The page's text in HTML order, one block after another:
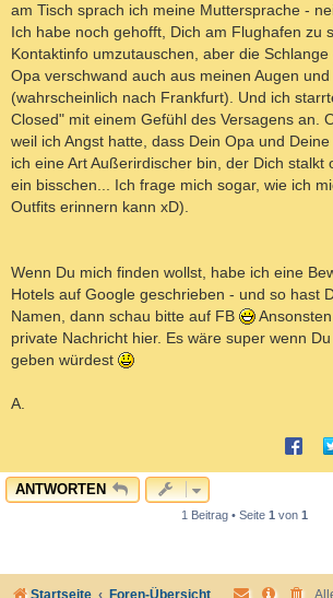
am Tisch sprach ich meine Muttersprache -
Ich habe noch gehofft, Dich am Flughafen zu
Kontaktinfo umzutauschen, aber die Schlange
Opa verschwand auch aus meinen Augen
(wahrscheinlich nach Frankfurt). Und ich
Closed" mit einem Gefühl des Versagens an.
weil ich Angst hatte, dass Dein Opa und
ich eine Art Außerirdischer bin, der Dich stalkt
ein bisschen... Ich frage mich sogar, wie ich
Outfits erinnern kann xD).
Wenn Du mich finden wollst, habe ich eine
Hotels auf Google geschrieben - und so hast
Namen, dann schau bitte auf FB
private Nachricht hier. Es wäre super wenn
geben würdest
A.
ANTWORTEN
1 Beitrag • Seite 1 von 1